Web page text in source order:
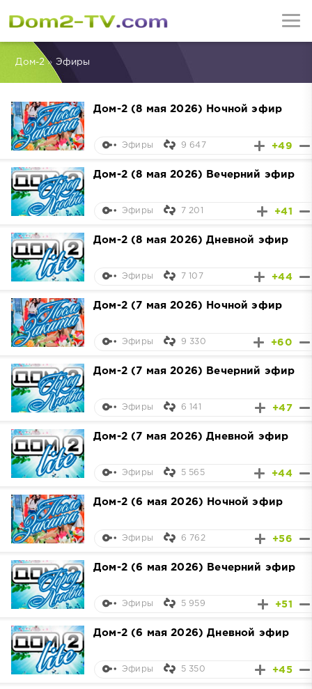
Дом-2» Эфиры
Дом-2 (8 мая 2026) Ночной эфир
+49
Эфиры 9 647
Дом-2 (8 мая 2026) Вечерний эфир
+41
Эфиры 7 201
Дом-2 (8 мая 2026) Дневной эфир
+44
Эфиры 7 107
Дом-2 (7 мая 2026) Ночной эфир
+60
Эфиры 9 330
Дом-2 (7 мая 2026) Вечерний эфир
+47
Эфиры 6 141
Дом-2 (7 мая 2026) Дневной эфир
+44
Эфиры 5 565
Дом-2 (6 мая 2026) Ночной эфир
+56
Эфиры 6 762
Дом-2 (6 мая 2026) Вечерний эфир
+51
Эфиры 5 959
Дом-2 (6 мая 2026) Дневной эфир
+45
Эфиры 5 350